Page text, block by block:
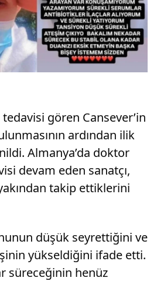
gören Cansever’in
ardından ilik
Almanya’da doktor
devam eden sanatçı,
takip ettiklerini
düşük seyrettiğini ve
yükseldiğini ifade etti.
süreceğinin henüz